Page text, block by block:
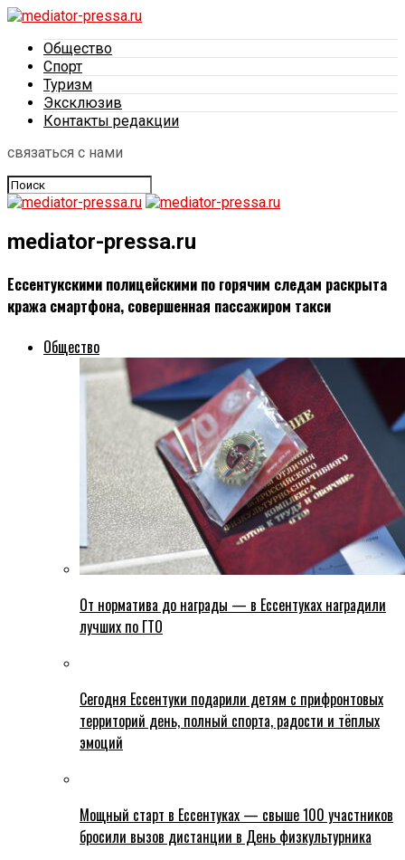
Общество
Спорт
Туризм
Эксклюзив
Контакты редакции
связаться с нами
mediator-pressa.ru
Ессентукскими полицейскими по горячим следам раскрыта
кража смартфона, совершенная пассажиром такси
Общество
От норматива до награды — в Ессентуках наградили
лучших по ГТО
Сегодня Ессентуки подарили детям с прифронтовых
территорий день, полный спорта, радости и тёплых
эмоций
Мощный старт в Ессентуках — свыше 100 участников
бросили вызов дистанции в День физкультурника